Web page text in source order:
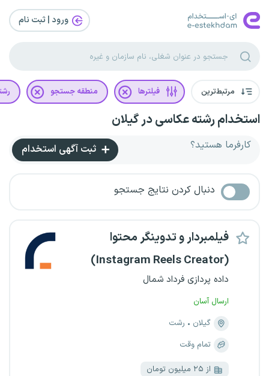
ورود | ثبت‌ نام
مرتبط‌ترین فیلترها منطقه جستجو
استخدام رشته عکاسی در گیلان
کارفرما هستید؟ ثبت آگهی استخدام
دنبال کردن نتایج جستجو
فیلمبردار و تدوینگر محتوا
(Instagram Reels Creator)
داده پردازی فرداد شمال
ارسال آسان
گیلان
رشت
تمام وقت
از ۲۵ میلیون تومان